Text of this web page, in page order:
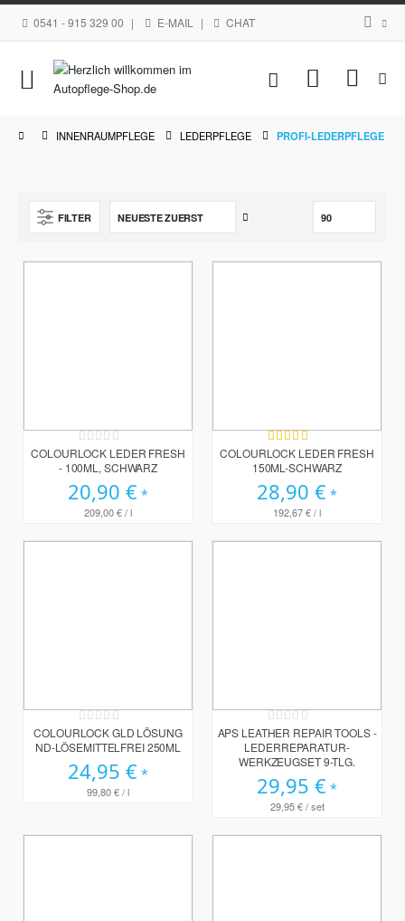
0541 - 915 329 00 | E-MAIL | CHAT
Navigation
umschalten
Mein
INNENRAUMPFLEGE LEDERPFLEGE PROFI-LEDERPFLEGE
FILTER
Rating:
0%
COLOURLOCK LEDER FRESH
- 100ML, SCHWARZ
20,90 €
209,00 €/ l
Bewertung:
100%
COLOURLOCK LEDER FRESH
150ML-SCHWARZ
28,90 €
192,67 €/ l
Rating:
0%
COLOURLOCK GLD LÖSUNG
ND-LÖSEMITTELFREI 250ML
24,95 €
99,80 €/ l
Rating:
0%
APS LEATHER REPAIR TOOLS -
LEDERREPARATUR-
WERKZEUGSET 9-TLG.
29,95 €
29,95 €/ set